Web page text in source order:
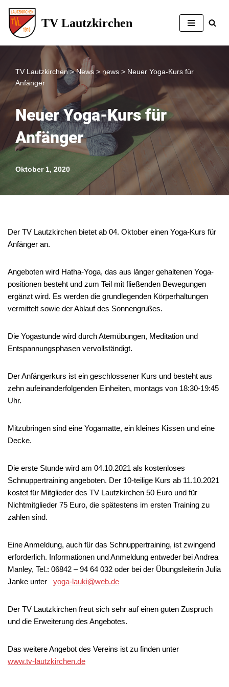
Zum
Inhalt
TV Lautzkirchen
TV Lautzkirchen>News>news > Neuer Yoga-Kurs für
Anfänger
Neuer Yoga-Kurs für
Anfänger
Oktober 1, 2020
Der TV Lautzkirchen bietet ab 04. Oktober einen Yoga-Kurs für
Anfänger an.
Angeboten wird Hatha-Yoga, das aus länger gehaltenen Yoga-
positionen besteht und zum Teil mit fließenden Bewegungen
ergänzt wird. Es werden die grundlegenden Körperhaltungen
vermittelt sowie der Ablauf des Sonnengrußes.
Die Yogastunde wird durch Atemübungen, Meditation und
Entspannungsphasen vervollständigt.
Der Anfängerkurs ist ein geschlossener Kurs und besteht aus
zehn aufeinanderfolgenden Einheiten, montags von 18:30-19:45
Uhr.
Mitzubringen sind eine Yogamatte, ein kleines Kissen und eine
Decke.
Die erste Stunde wird am 04.10.2021 als kostenloses
Schnuppertraining angeboten. Der 10-teilige Kurs ab 11.10.2021
kostet für Mitglieder des TV Lautzkirchen 50 Euro und für
Nichtmitglieder 75 Euro, die spätestens im ersten Training zu
zahlen sind.
Eine Anmeldung, auch für das Schnuppertraining, ist zwingend
erforderlich. Informationen und Anmeldung entweder bei Andrea
Manley, Tel.: 06842 – 94 64 032 oder bei der Übungsleiterin Julia
Janke unter yoga-lauki@web.de
Der TV Lautzkirchen freut sich sehr auf einen guten Zuspruch
und die Erweiterung des Angebotes.
Das weitere Angebot des Vereins ist zu finden unter
www.tv-lautzkirchen.de